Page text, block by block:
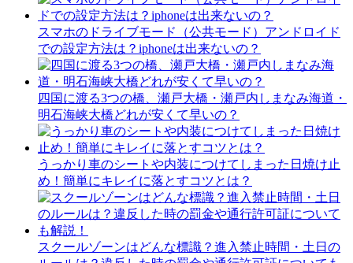
スマホのドライブモード（公共モード）アンドロイド
での設定方法は？iphoneは出来ないの？
四国に渡る3つの橋、瀬戸大橋・瀬戸内しまなみ海道・
明石海峡大橋どれが安くて早いの？
うっかり車のシートや内装につけてしまった日焼け止
め！簡単にキレイに落とすコツとは？
スクールゾーンはどんな標識？進入禁止時間・土日の